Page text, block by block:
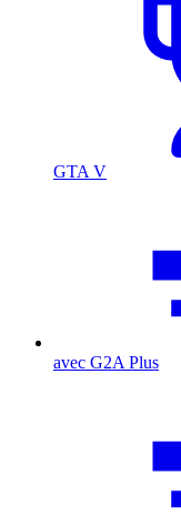
GTA V
avec G2A Plus